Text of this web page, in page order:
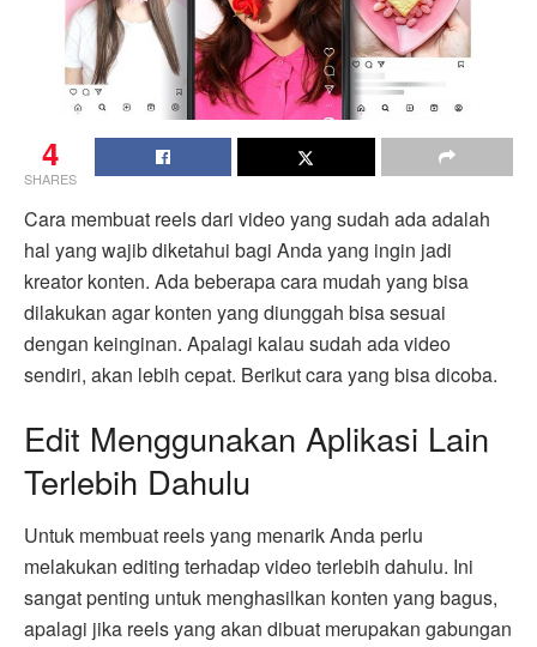
4
SHARES
Cara membuat reels dari video yang sudah ada adalah
hal yang wajib diketahui bagi Anda yang ingin jadi
kreator konten. Ada beberapa cara mudah yang bisa
dilakukan agar konten yang diunggah bisa sesuai
dengan keinginan. Apalagi kalau sudah ada video
sendiri, akan lebih cepat. Berikut cara yang bisa dicoba.
Edit Menggunakan Aplikasi Lain
Terlebih Dahulu
Untuk membuat reels yang menarik Anda perlu
melakukan editing terhadap video terlebih dahulu. Ini
sangat penting untuk menghasilkan konten yang bagus,
apalagi jika reels yang akan dibuat merupakan gabungan